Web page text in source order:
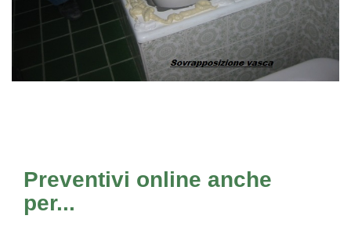
Preventivi online anche
per...